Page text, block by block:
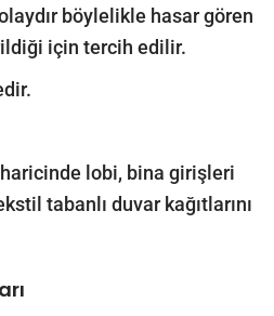
böylelikle hasar gören
için tercih edilir.
lobi, bina girişleri
tabanlı duvar kağıtlarını